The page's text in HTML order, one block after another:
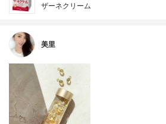
ザーネクリーム
美里